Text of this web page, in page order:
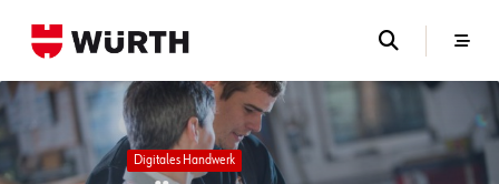
Digitales Handwerk